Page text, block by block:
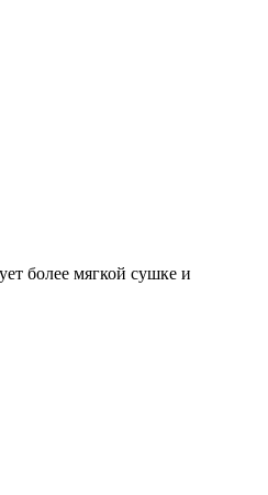
более мягкой сушке и